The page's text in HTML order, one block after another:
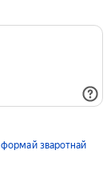
формай зваротнай